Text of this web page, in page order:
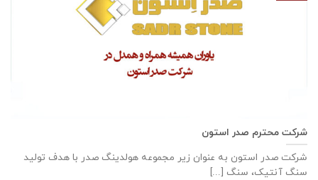
شرکت محترم صدر استون
شرکت صدر استون به عنوان زیر مجموعه هولدینگ صدر با هدف تولید
سنگ آنتیک، سنگ [...]